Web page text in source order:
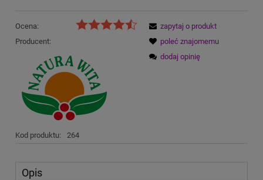
Ocena:
Producent:
Kod produktu: 264
zapytaj o produkt
poleć znajomemu
dodaj opinię
Opis